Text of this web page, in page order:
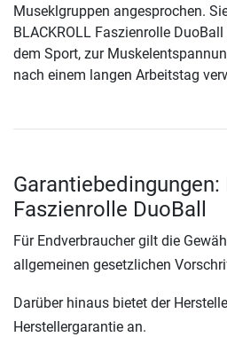
Museklgruppen angesprochen.
BLACKROLL Faszienrolle
dem Sport, zur
nach einem langen Arbeitstag
Garantiebedingungen:
Faszienrolle DuoBall
Für Endverbraucher gilt die
allgemeinen gesetzlichen
Darüber hinaus bietet der
Herstellergarantie an.